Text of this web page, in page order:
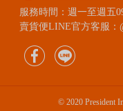
服務時間：週一至週五
賣貨便LINE官方客服：
© 2020 President